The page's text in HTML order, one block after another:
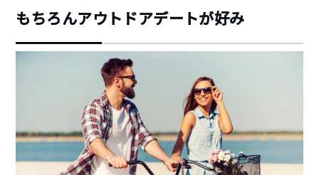
もちろんアウトドアデートが好み